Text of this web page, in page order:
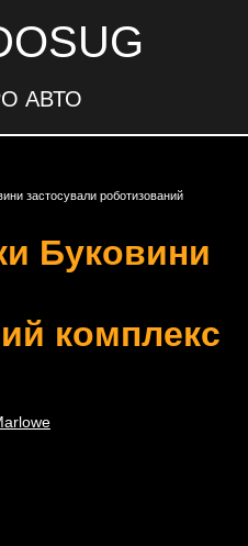
АВТО
застосували роботизований
Буковини
комплекс